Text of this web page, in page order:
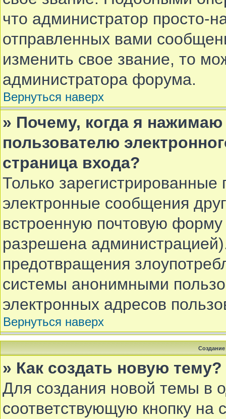
что администратор просто-
отправленных вами
изменить свое звание, то
администратора форума.
Вернуться наверх
» Почему, когда я
пользователю
страница входа?
Только зарегистрированные
электронные сообщения
встроенную почтовую
разрешена
предотвращения
системы анонимными
электронных адресов
Вернуться наверх
» Как создать новую тему?
Для создания новой темы в
соответствующую кнопку